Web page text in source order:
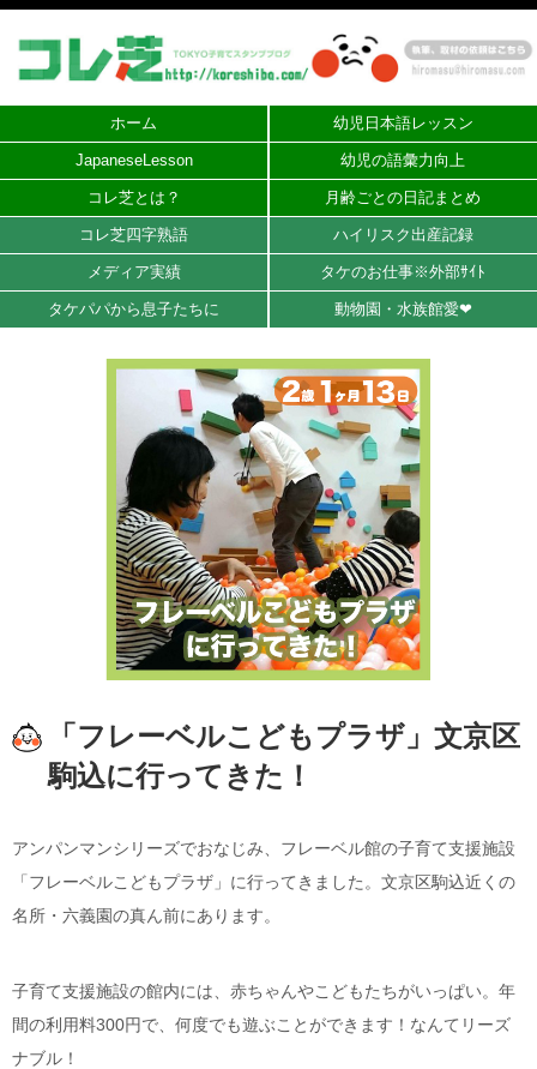
ホーム 幼児日本語レッスン
JapaneseLesson 幼児の語彙力向上
コレ芝とは？ 月齢ごとの日記まとめ
コレ芝四字熟語 ハイリスク出産記録
メディア実績 タケのお仕事※外部ｻｲﾄ
タケパパから息子たちに 動物園・水族館愛❤︎
「フレーベルこどもプラザ」文京区
駒込に行ってきた！
アンパンマンシリーズでおなじみ、フレーベル館の子育て支援施設
「フレーベルこどもプラザ」に行ってきました。文京区駒込近くの
名所・六義園の真ん前にあります。
子育て支援施設の館内には、赤ちゃんやこどもたちがいっぱい。年
間の利用料300円で、何度でも遊ぶことができます！なんてリーズ
ナブル！